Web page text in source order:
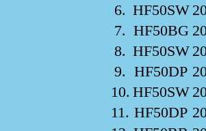
6. HF50SW
7. HF50BG
8. HF50SW
9. HF50DP
10. HF50SW
11. HF50DP